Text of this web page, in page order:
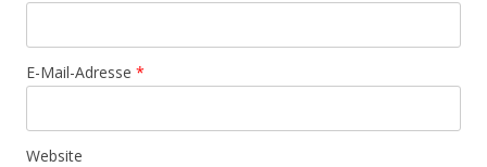
E-Mail-Adresse *
Website